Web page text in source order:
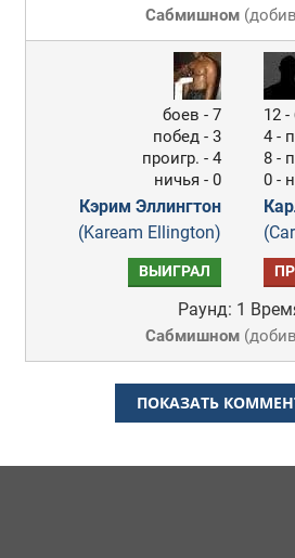
Сабмишном (
боев - 7
побед - 3
проигр. - 4
ничья - 0
Кэрим Эллингтон
(Kaream Ellington)
12 -
4 -
8 -
0 -
ВЫИГРАЛ
Раунд: 1
Сабмишном (
ПОКАЗАТЬ